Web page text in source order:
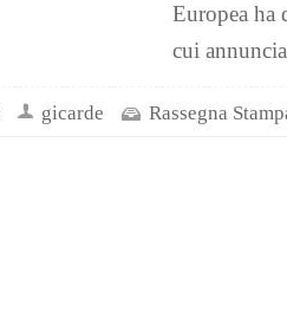
Europea ha
cui
gicarde Rassegna